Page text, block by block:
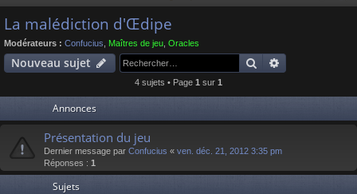
ur
ci s
c
La malédiction d'Œdipe
Modérateurs : Confucius Maîtres de jeu Oracles
Nouveau sujet Rechercher
4 sujets • Page 1 sur 1
Annonces
Présentation du jeu
Dernier message par Confucius « ven. déc. 21, 2012 3:35 pm
Réponses : 1
Sujets